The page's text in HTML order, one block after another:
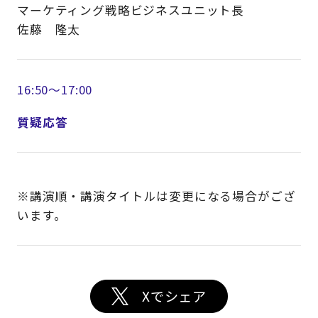
マーケティング戦略ビジネスユニット長
佐藤 隆太
16:50～17:00
質疑応答
※講演順・講演タイトルは変更になる場合がござ
います。
Xでシェア